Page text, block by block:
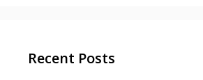
Recent Posts